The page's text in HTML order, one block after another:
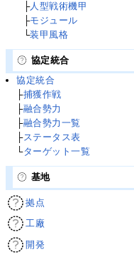
├人型戦術機甲
├モジュール
└装甲風格
協定統合
協定統合
├捕獲作戦
├融合勢力
├融合勢力一覧
├ステータス表
└ターゲット一覧
基地
拠点
工廠
開発